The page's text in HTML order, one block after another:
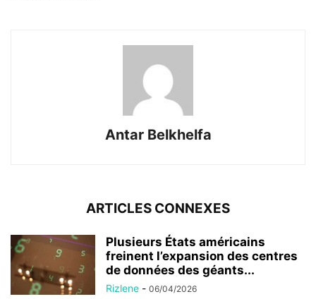
Antar Belkhelfa
ARTICLES CONNEXES
Plusieurs États américains
freinent l’expansion des centres
de données des géants...
Rizlene - 06/04/2026